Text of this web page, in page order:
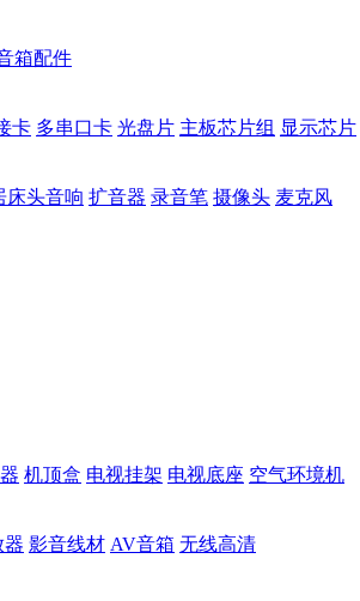
箱配件
卡 多串口卡 光盘片 主板芯片组 显示芯片
床头音响 扩音器 录音笔 摄像头 麦克风
机顶盒 电视挂架 电视底座 空气环境机
器 影音线材 AV音箱 无线高清